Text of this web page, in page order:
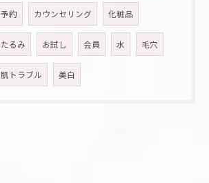
予約 カウンセリング 化粧品
たるみ お試し 会員 水 毛穴
肌トラブル 美白